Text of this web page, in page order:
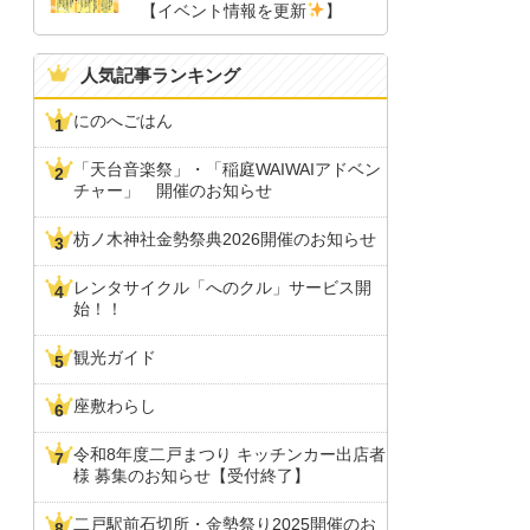
【イベント情報を更新 】
人気記事ランキング
にのへごはん
「天台音楽祭」・「稲庭WAIWAIアドベン
チャー」 開催のお知らせ
枋ノ木神社金勢祭典2026開催のお知らせ
レンタサイクル「へのクル」サービス開
始！！
観光ガイド
座敷わらし
令和8年度二戸まつり キッチンカー出店者
様 募集のお知らせ【受付終了】
二戸駅前石切所・金勢祭り2025開催のお